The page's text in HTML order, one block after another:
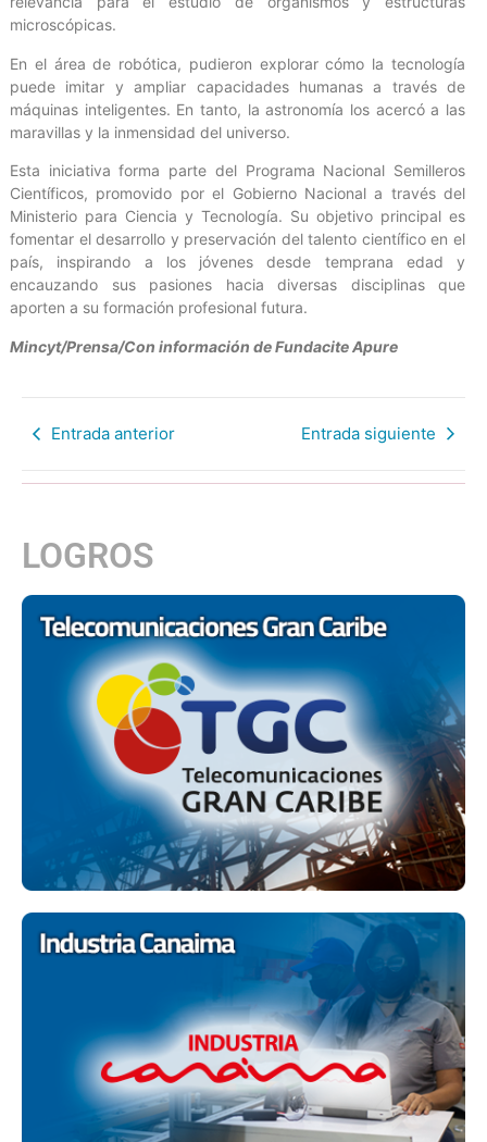
microscópicas.
En el área de robótica, pudieron explorar cómo la tecnología
puede imitar y ampliar capacidades humanas a través de
máquinas inteligentes. En tanto, la astronomía los acercó a las
maravillas y la inmensidad del universo.
Esta iniciativa forma parte del Programa Nacional Semilleros
Científicos, promovido por el Gobierno Nacional a través del
Ministerio para Ciencia y Tecnología. Su objetivo principal es
fomentar el desarrollo y preservación del talento científico en el
país, inspirando a los jóvenes desde temprana edad y
encauzando sus pasiones hacia diversas disciplinas que
aporten a su formación profesional futura.
Mincyt/Prensa/Con información de Fundacite Apure
Entrada anterior Entrada siguiente
LOGROS